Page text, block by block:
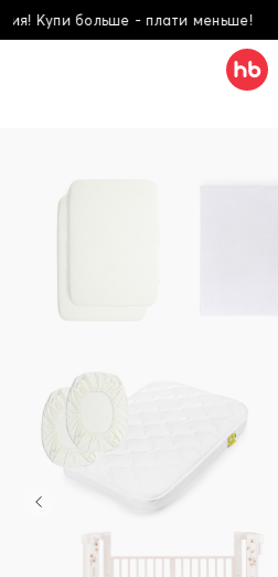
Купи больше - плати меньше!